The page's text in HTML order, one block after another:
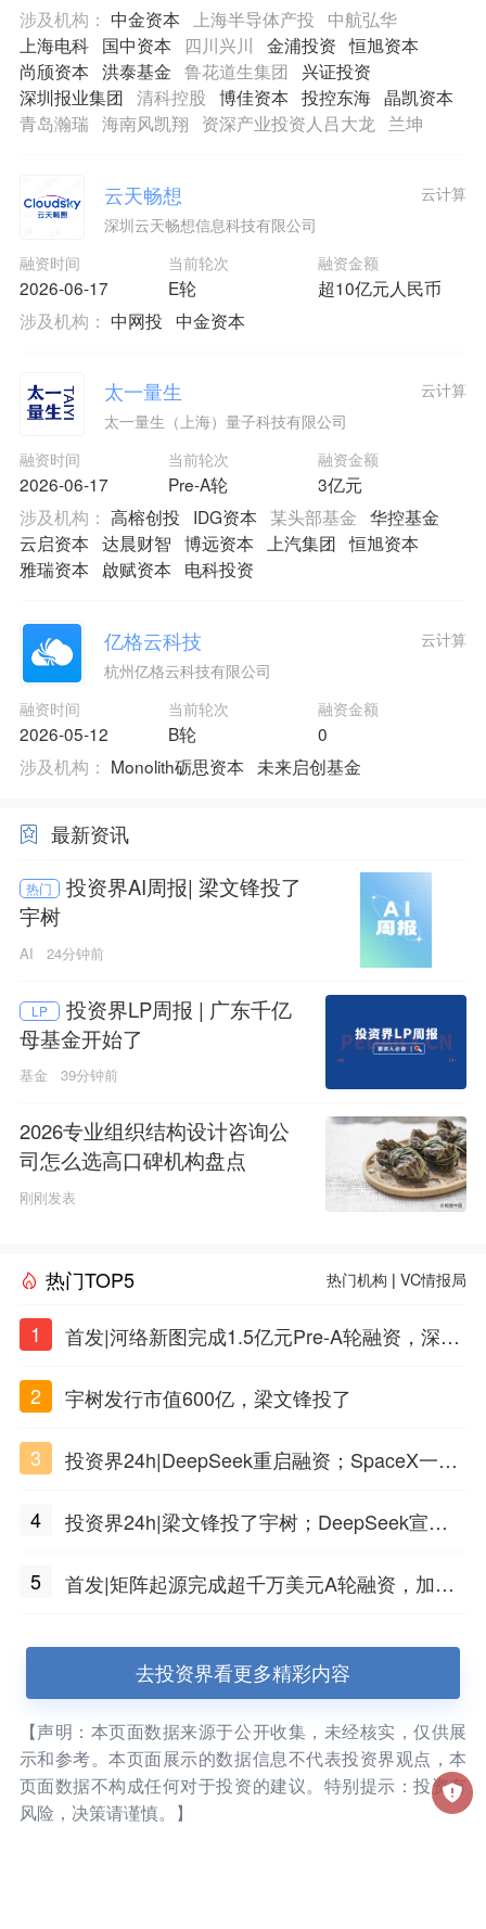
涉及机构： 中金资本 上海半导体产投
中航弘华
上海电科 国中资本 四川兴川 金浦投资 恒旭资本
尚颀资本 洪泰基金 鲁花道生集团
兴证投资
深圳报业集团 清科控股 博佳资本 投控东海 晶凯资本
青岛瀚瑞 海南风凯翔 资深产业投资人吕大龙 兰坤
云天畅想
深圳云天畅想信息科技有限公司
融资时间
2026-06-17
当前轮次
E轮
融资金额
超10亿元人民币
云计算
涉及机构： 中网投 中金资本
太一量生
太一量生（上海）量子科技有限公司
融资时间
2026-06-17
当前轮次
Pre-A轮
融资金额
3亿元
云计算
涉及机构： 高榕创投 IDG资本 某头部基金 华控基金
云启资本 达晨财智 博远资本 上汽集团 恒旭资本
雅瑞资本
啟赋资本 电科投资
亿格云科技
杭州亿格云科技有限公司
融资时间
2026-05-12
当前轮次
B轮
融资金额
0
云计算
涉及机构： Monolith砺思资本 未来启创基金
最新资讯
热门
投资界AI周报| 梁文锋投了
宇树
AI 24分钟前
LP
投资界LP周报 | 广东千亿
母基金开始了
基金 39分钟前
2026专业组织结构设计咨询公
司怎么选高口碑机构盘点
刚刚发表
热门TOP5 热门机构 |VC情报局
1
首发|河络新图完成1.5亿元Pre-A轮融资，深耕i
2
宇树发行市值600亿，梁文锋投了
3
投资界24h|DeepSeek重启融资；SpaceX一夜
4
投资界24h|梁文锋投了宇树；DeepSeek宣布
5
首发|矩阵起源完成超千万美元A轮融资，加速
去投资界看更多精彩内容
【声明：本页面数据来源于公开收集，未经核实，仅供展
示和参考。本页面展示的数据信息不代表投资界观点，本
页面数据不构成任何对于投资的建议。特别提示：投资有
风险，决策请谨慎。】